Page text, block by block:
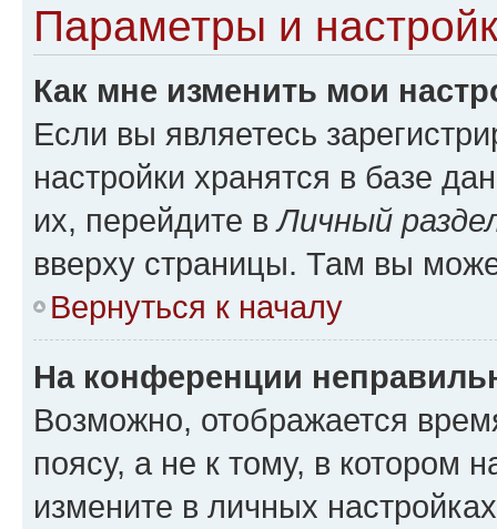
Параметры и
Как мне изменить мои
Если вы являетесь
настройки хранятся в базе
их, перейдите вЛичный
вверху страницы. Там вы
Вернуться к началу
На конференции
Возможно, отображается
поясу, а не к тому, в котором
измените в личных